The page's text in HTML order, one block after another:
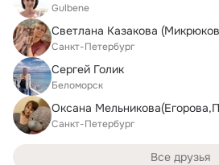
Gulbene
Светлана Казакова
Санкт-Петербург
Сергей Голик
Беломорск
Оксана
Санкт-Петербург
Все друзья